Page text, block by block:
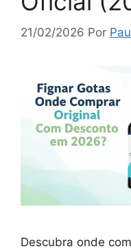
21/02/2026 Por
Descubra onde